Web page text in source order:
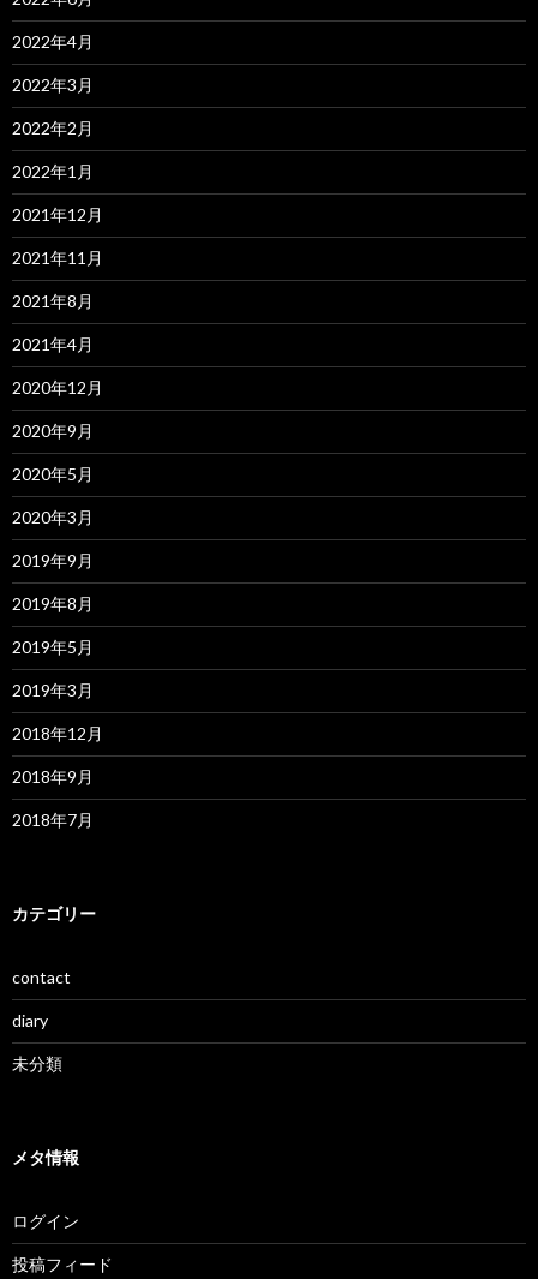
2022年4月
2022年3月
2022年2月
2022年1月
2021年12月
2021年11月
2021年8月
2021年4月
2020年12月
2020年9月
2020年5月
2020年3月
2019年9月
2019年8月
2019年5月
2019年3月
2018年12月
2018年9月
2018年7月
カテゴリー
contact
diary
未分類
メタ情報
ログイン
投稿フィード